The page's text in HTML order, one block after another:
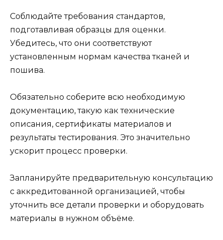
Соблюдайте требования стандартов,
подготавливая образцы для оценки.
Убедитесь, что они соответствуют
установленным нормам качества тканей и
пошива.
Обязательно соберите всю необходимую
документацию, такую как технические
описания, сертификаты материалов и
результаты тестирования. Это значительно
ускорит процесс проверки.
Запланируйте предварительную консультацию
с аккредитованной организацией, чтобы
уточнить все детали проверки и оборудовать
материалы в нужном объёме.